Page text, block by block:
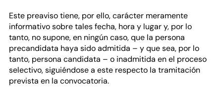
Este preaviso tiene, por ello, carácter meramente
informativo sobre tales fecha, hora y lugar y, por lo
tanto, no supone, en ningún caso, que la persona
precandidata haya sido admitida – y que sea, por lo
tanto, persona candidata – o inadmitida en el proceso
selectivo, siguiéndose a este respecto la tramitación
prevista en la convocatoria.